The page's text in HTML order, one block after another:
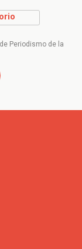
Periodismo de la